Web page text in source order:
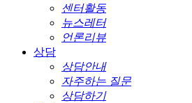
센터활동
뉴스레터
언론리뷰
상담
상담안내
자주하는 질문
상담하기